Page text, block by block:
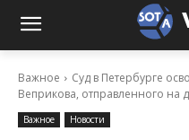
Важное
Суд в Петербурге
Веприкова, отправленного на
Важное Новости